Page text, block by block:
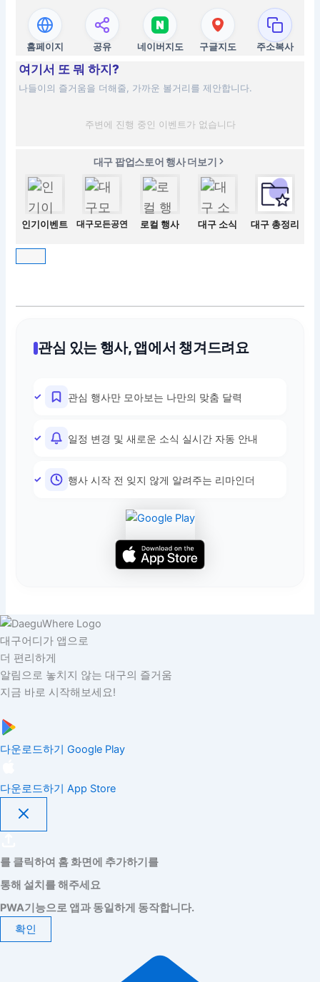
홈페이지 공유 네이버지도 구글지도 주소복사
여기서 또 뭐 하지?
나들이의 즐거움을 더해줄, 가까운 볼거리를 제안합니다.
주변에 진행 중인 이벤트가 없습니다
대구 팝업스토어 행사 더보기
인기이벤트 대구모든공연 로컬 행사 대구 소식 대구 총정리
관심 있는 행사, 앱에서 챙겨드려요
관심 행사만 모아보는 나만의 맞춤 달력
일정 변경 및 새로운 소식 실시간 자동 안내
행사 시작 전 잊지 않게 알려주는 리마인더
대구어디가 앱으로
더 편리하게
알림으로 놓치지 않는 대구의 즐거움
지금 바로 시작해보세요!
다운로드하기 Google Play
다운로드하기 App Store
를 클릭하여 홈 화면에 추가하기를
통해 설치를 해주세요
PWA기능으로 앱과 동일하게 동작합니다.
확인